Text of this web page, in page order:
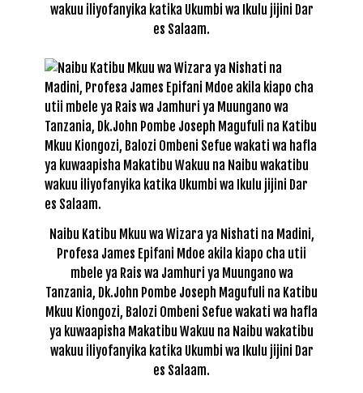
wakuu iliyofanyika katika Ukumbi wa Ikulu jijini Dar
es Salaam.
Naibu Katibu Mkuu wa Wizara ya Nishati na Madini,
Profesa James Epifani Mdoe akila kiapo cha utii
mbele ya Rais wa Jamhuri ya Muungano wa
Tanzania, Dk.John Pombe Joseph Magufuli na Katibu
Mkuu Kiongozi, Balozi Ombeni Sefue wakati wa hafla
ya kuwaapisha Makatibu Wakuu na Naibu wakatibu
wakuu iliyofanyika katika Ukumbi wa Ikulu jijini Dar
es Salaam.